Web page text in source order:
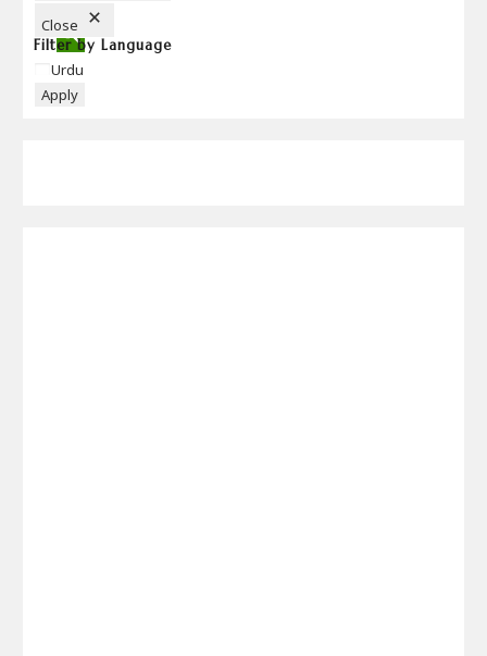
Close
Filter by Language
Language
Urdu
Apply